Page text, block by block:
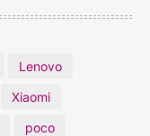
Lenovo
Xiaomi
poco